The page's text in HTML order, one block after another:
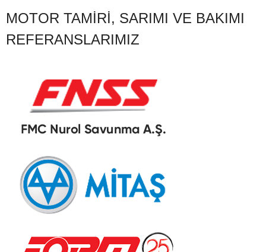
MOTOR TAMIRI, SARIMI VE BAKIMI
REFERANSLARIMIZ